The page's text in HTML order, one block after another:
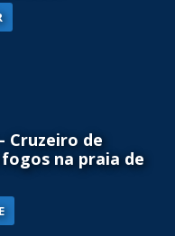
Cruzeiro de
na praia de